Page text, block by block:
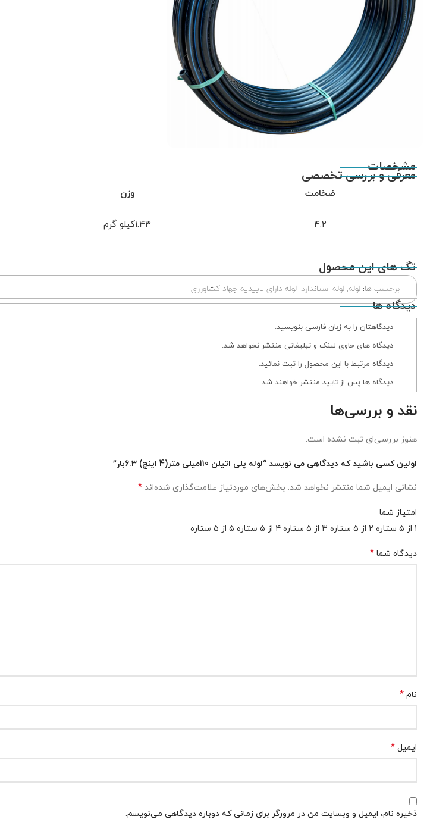
مشخصات
معرفی و بررسی تخصصی
ضخامت وزن
4.2 1.43کیلو گرم
تگ های این محصول
برچسب ها: لوله, لوله استاندارد, لوله دارای تاییدیه جهاد کشاورزی
دیدگاه ها
دیدگاهتان را به زبان فارسی بنویسید.
دیدگاه های حاوی لینک و تبلیغاتی منتشر نخواهد شد.
دیدگاه مرتبط با این محصول را ثبت نمائید.
دیدگاه ها پس از تایید منتشر خواهند شد.
نقد و بررسی‌ها
هنوز بررسی‌ای ثبت نشده است.
اولین کسی باشید که دیدگاهی می نویسد “لوله پلی اتیلن 110میلی متر(4 اینچ) 6.3بار”
نشانی ایمیل شما منتشر نخواهد شد. بخش‌های موردنیاز علامت‌گذاری شده‌اند *
امتیاز شما
۱ از ۵ ستاره
۲ از ۵ ستاره ۳ از ۵ ستاره ۴ از ۵ ستاره ۵ از ۵ ستاره
دیدگاه شما *
نام *
ایمیل *
ذخیره نام، ایمیل و وبسایت من در مرورگر برای زمانی که دوباره دیدگاهی می‌نویسم.